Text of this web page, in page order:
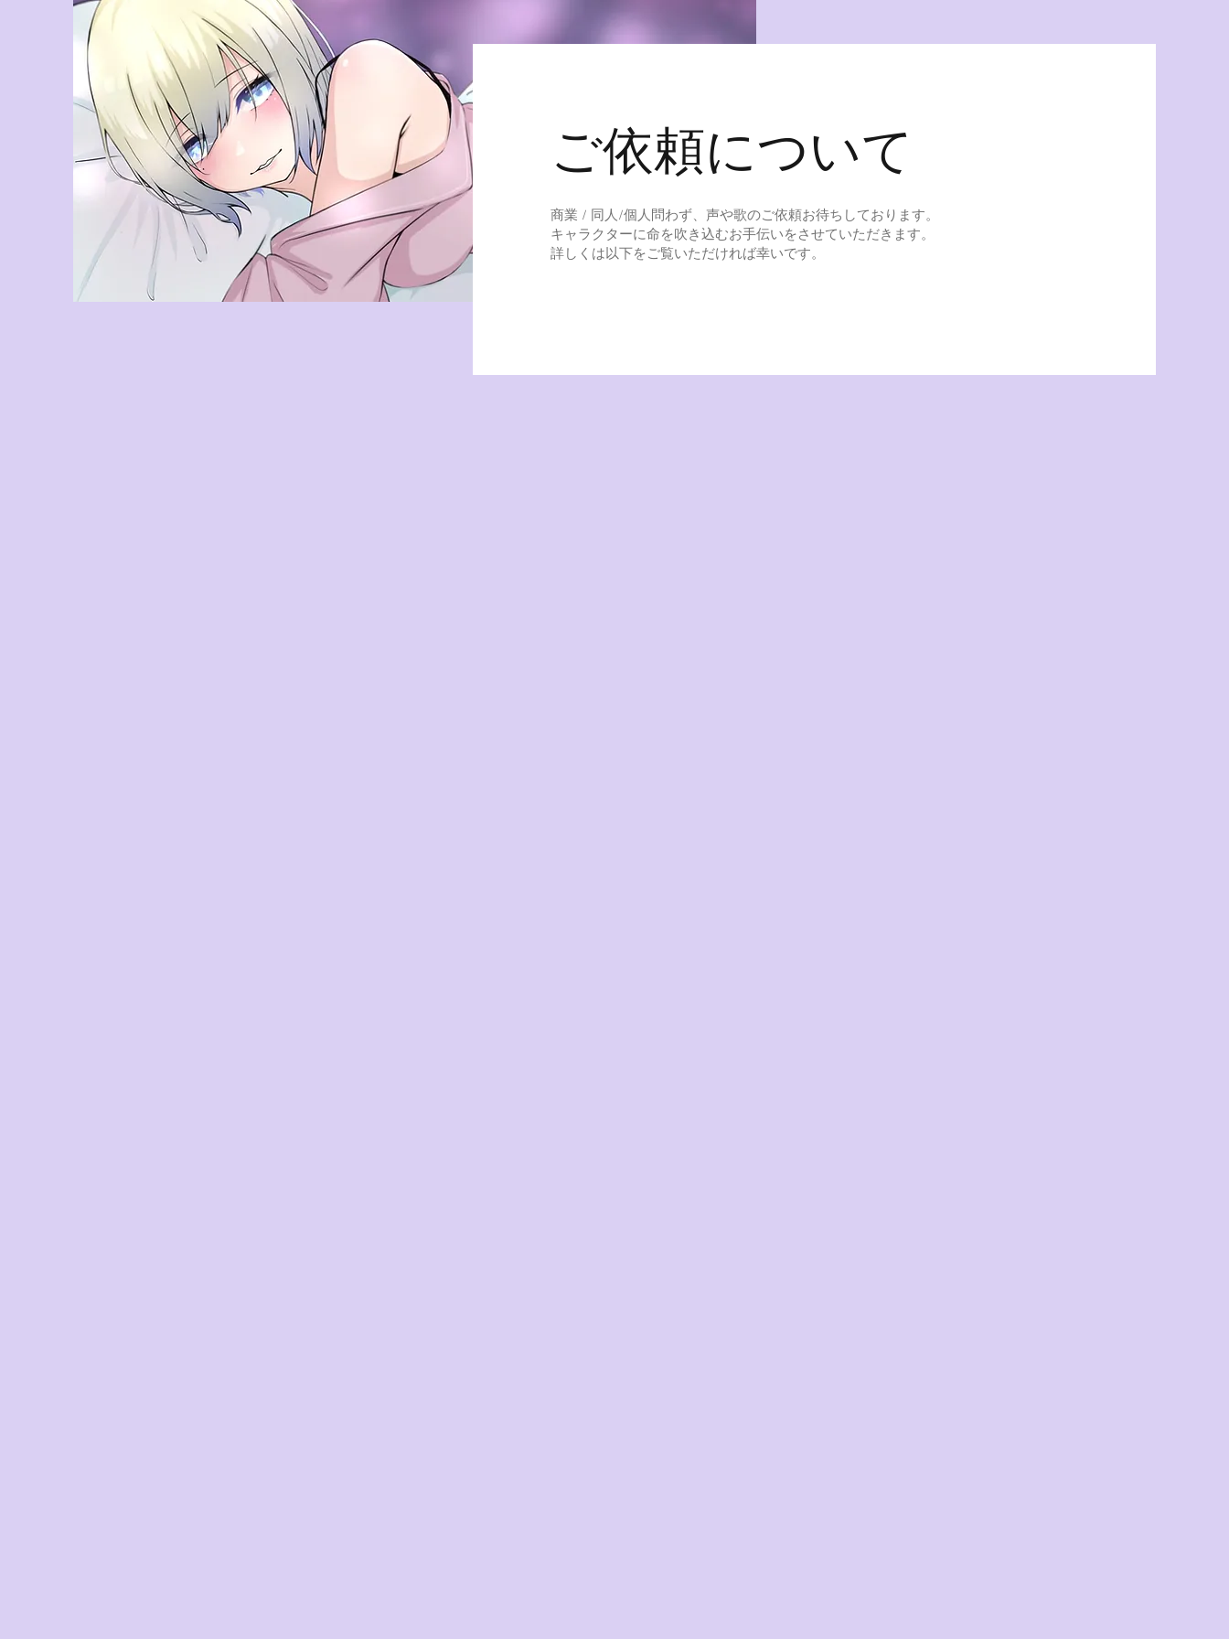
​ご依頼について
商業 / 同人/個人問わず、声や歌のご依頼お待ちしております。
​キャラクターに命を吹き込むお手伝いをさせていただきます。
​詳しくは以下をご覧いただければ幸いです。